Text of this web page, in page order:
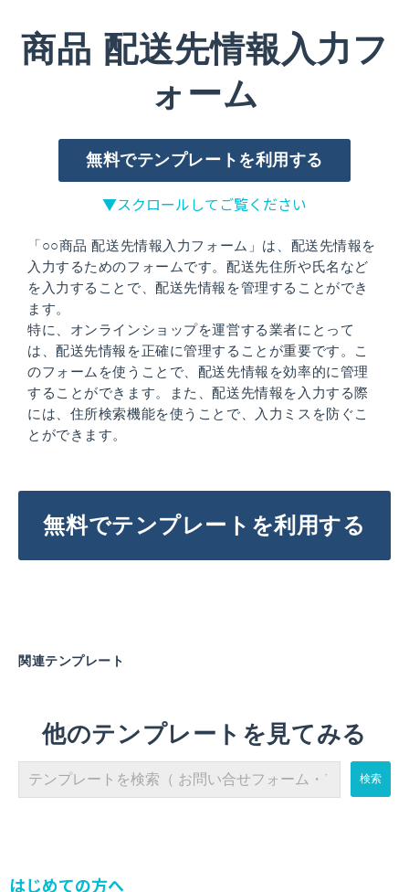
商品 配送先情報入力フ
ォーム
無料でテンプレートを利用する
▼スクロールしてご覧ください
「○○商品 配送先情報入力フォーム」は、配送先情報を
入力するためのフォームです。配送先住所や氏名など
を入力することで、配送先情報を管理することができ
ます。
特に、オンラインショップを運営する業者にとって
は、配送先情報を正確に管理することが重要です。こ
のフォームを使うことで、配送先情報を効率的に管理
することができます。また、配送先情報を入力する際
には、住所検索機能を使うことで、入力ミスを防ぐこ
とができます。
無料でテンプレートを利用する
関連テンプレート
他のテンプレートを見てみる
はじめての方へ